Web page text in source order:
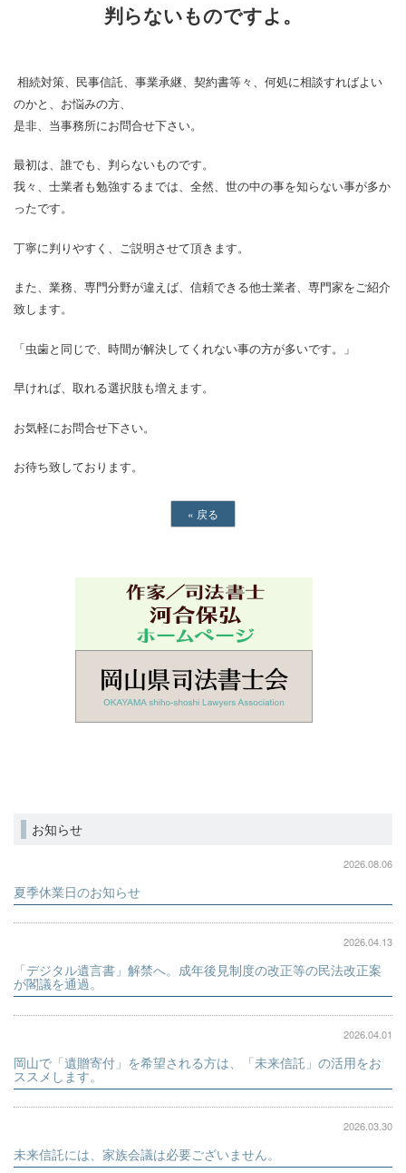
判らないものですよ。
相続対策、民事信託、事業承継、契約書等々、何処に相談すればよい
のかと、お悩みの方、
是非、当事務所にお問合せ下さい。
最初は、誰でも、判らないものです。
我々、士業者も勉強するまでは、全然、世の中の事を知らない事が多か
ったです。
丁寧に判りやすく、ご説明させて頂きます。
また、業務、専門分野が違えば、信頼できる他士業者、専門家をご紹介
致します。
「虫歯と同じで、時間が解決してくれない事の方が多いです。」
早ければ、取れる選択肢も増えます。
お気軽にお問合せ下さい。
お待ち致しております。
« 戻る
お知らせ
2026.08.06
夏季休業日のお知らせ
2026.04.13
「デジタル遺言書」解禁へ。成年後見制度の改正等の民法改正案
が閣議を通過。
2026.04.01
岡山で「遺贈寄付」を希望される方は、「未来信託」の活用をお
ススメします。
2026.03.30
未来信託には、家族会議は必要ございません。